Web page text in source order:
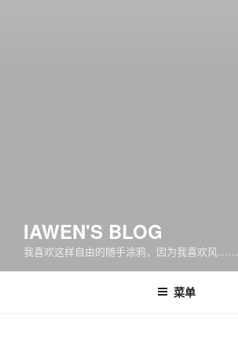
IAWEN'S BLOG
我喜欢这样自由的随手涂鸦，因为我喜欢风……
菜单